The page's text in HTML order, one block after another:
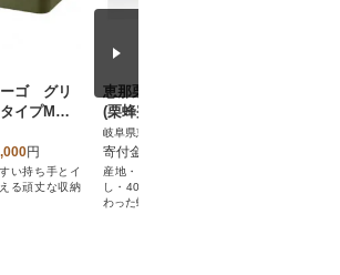
ーゴ グリ
イプM 1
円
い持ち手とイ
る頑丈な収納
恵那栗蜂蜜1本セット
(栗蜂蜜300g1本)
岐阜県恵那市
寄付金額
産地・蜜源・新鮮・混ぜ物な
し・40°C超え加熱なしにこだ
わった蜂蜜です。